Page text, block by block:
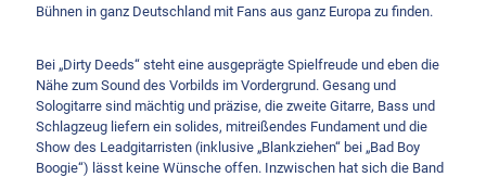
Bühnen in ganz Deutschland mit Fans aus ganz Europa zu finden.
Bei „Dirty Deeds“ steht eine ausgeprägte Spielfreude und eben die
Nähe zum Sound des Vorbilds im Vordergrund. Gesang und
Sologitarre sind mächtig und präzise, die zweite Gitarre, Bass und
Schlagzeug liefern ein solides, mitreißendes Fundament und die
Show des Leadgitarristen (inklusive „Blankziehen“ bei „Bad Boy
Boogie“) lässt keine Wünsche offen. Inzwischen hat sich die Band